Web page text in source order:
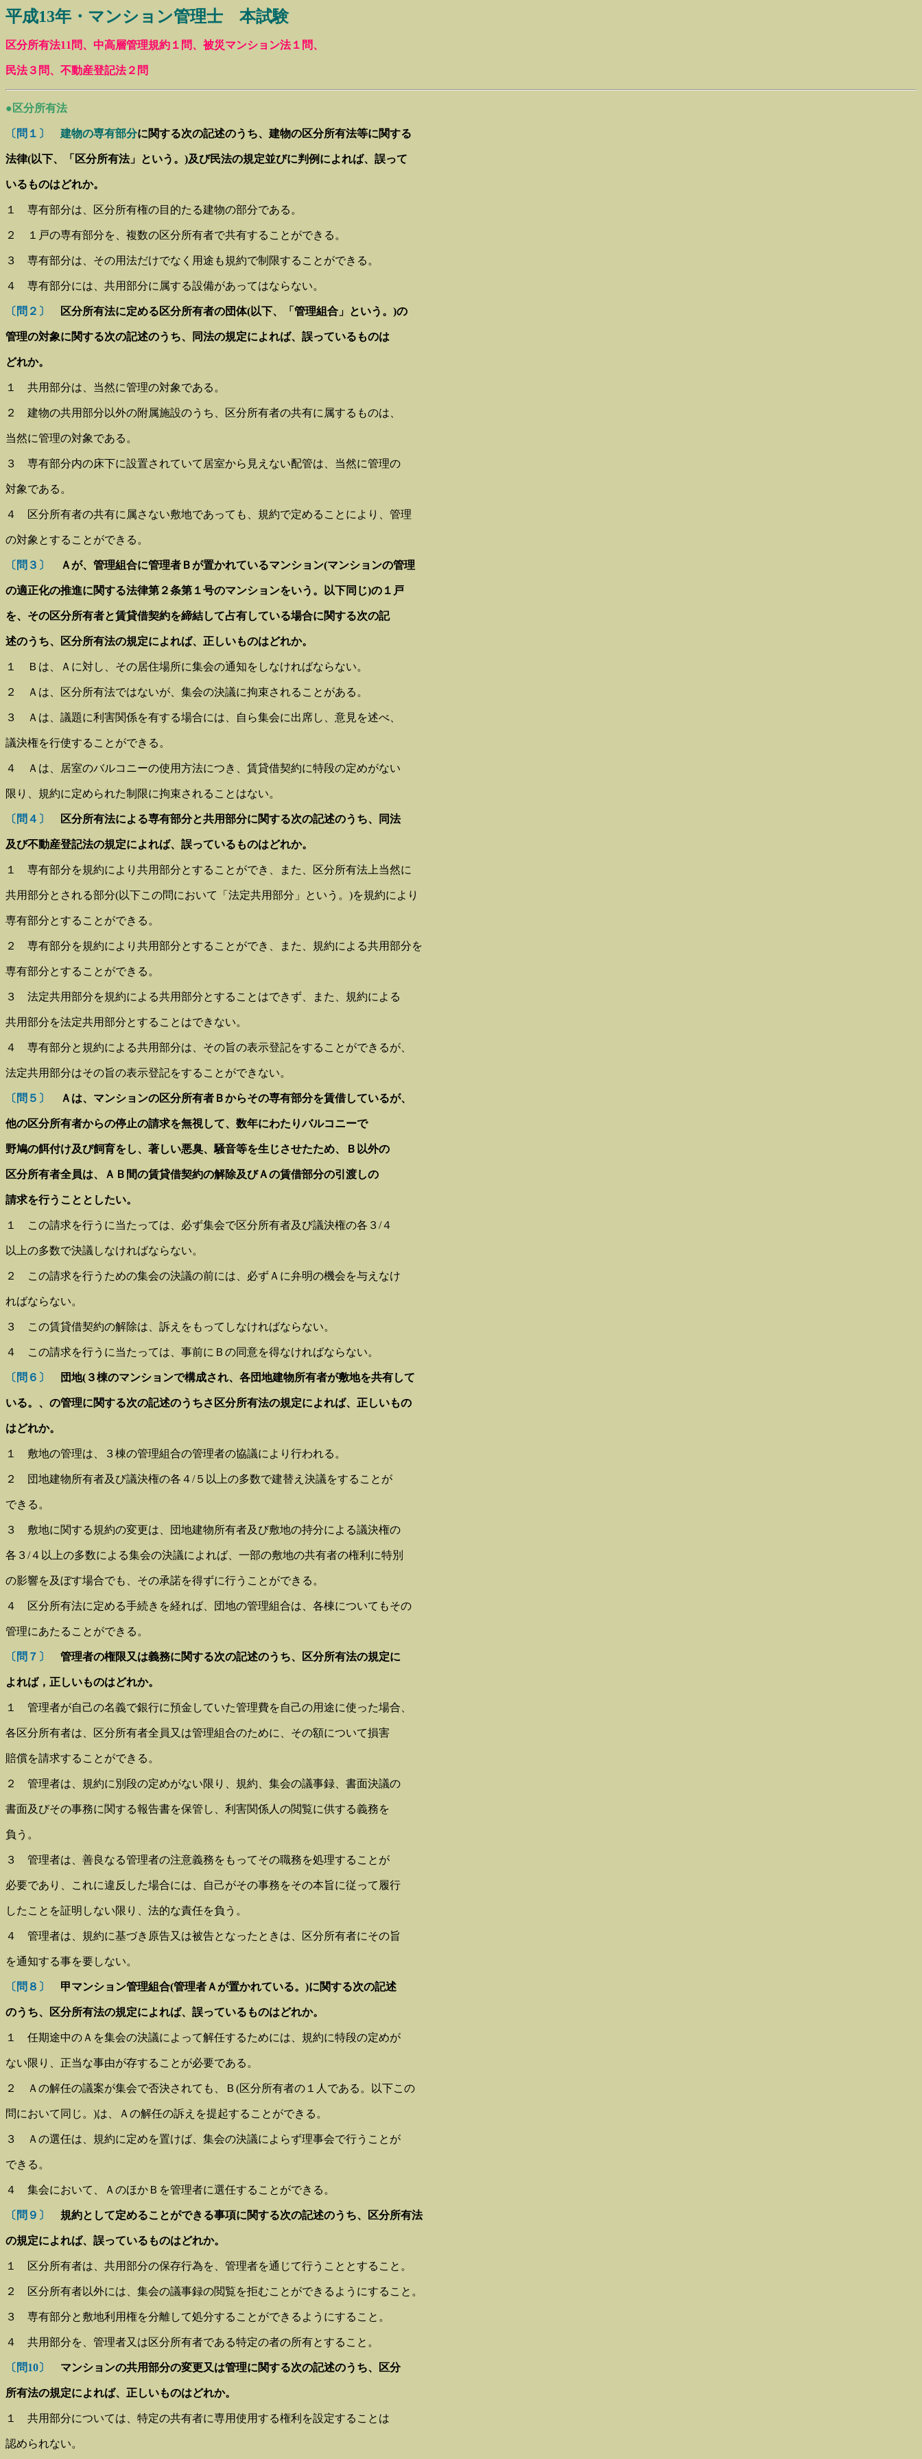
平成13年・マンション管理士 本試験
区分所有法11問、中高層管理規約１問、被災マンション法１問、
民法３問、不動産登記法２問
●区分所有法
〔問１〕 建物の専有部分に関する次の記述のうち、建物の区分所有法等に関する
法律(以下、「区分所有法」という。)及び民法の規定並びに判例によれば、誤って
いる ものはどれか。
１ 専有部分は、区分所有権の目的たる建物の部分である。
２ １戸の専有部分を、複数の区分所有者で共有することができる。
３ 専有部分は、その用法だけでなく用途も規約で制限することができる。
４ 専有部分には、共用部分に属する設備があってはならない。
〔問２〕 区分所有法に定める区分所有者の団体(以下、「管理組合」という。)の
管理の対象に関する次の記述のうち、同法の規定によれば、誤っているものは
どれか。
１ 共用部分は、当然に管理の対象である。
２ 建物の共用部分以外の附属施設のうち、区分所有者の共有に属するものは、
当然に管理の対象である。
３ 専有部分内の床下に設置されていて居室から見えない配管は、当然に管理の
対象である。
４ 区分所有者の共有に属さない敷地であっても、規約で定めることにより、管理
の対象とすることができる。
〔問３〕 Ａが、管理組合に管理者Ｂが置かれているマンション(マンションの管理
の適正化の推進に関する法律第２条第１号のマンションをいう。以下同じ)の１戸
を、その区分所有者と賃貸借契約を締結して占有している場合に関する次の記
述のうち、区分所有法の規定によれば、正しいものはどれか。
１ Ｂは、Ａに対し、その居住場所に集会の通知をしなければならない。
２ Ａは、区分所有法ではないが、集会の決議に拘束されることがある。
３ Ａは、議題に利害関係を有する場合には、自ら集会に出席し、意見を述べ、
議決権を行使することができる。
４ Ａは、居室のバルコニーの使用方法につき、賃貸借契約に特段の定めがない
限り、規約に定められた制限に拘束されることはない。
〔問４〕 区分所有法による専有部分と共用部分に関する次の記述のうち、同法
及び不動産登記法の規定によれば、誤っているものはどれか。
１ 専有部分を規約により共用部分とすることができ、また、区分所有法上当然に
共用部分とされる部分(以下この問において「法定共用部分」という。)を規約により
専有部分とすることができる。
２ 専有部分を規約により共用部分とすることができ、また、規約による共用部分を
専有部分とすることができる。
３ 法定共用部分を規約による共用部分とすることはできず、また、規約による
共用部分を法定共用部分とすることはできない。
４ 専有部分と規約による共用部分は、その旨の表示登記をすることができるが、
法定共用部分はその旨の表示登記をすることができない。
〔問５〕 Ａは、マンションの区分所有者Ｂからその専有部分を賃借しているが、
他の区分所有者からの停止の請求を無視して、数年にわたりバルコニーで
野鳩の餌付け及び飼育をし、著しい悪臭、騒音等を生じさせたため、Ｂ以外の
区分所有者全員は、ＡＢ間の賃貸借契約の解除及びＡの賃借部分の引渡しの
請求を行うことと したい。
１ この請求を行うに当たっては、必ず集会で区分所有者及び議決権の各３/４
以上の多数で決議しなければならない。
２ この請求を行うための集会の決議の前には、必ずＡに弁明の機会を与えなけ
ればならない。
３ この賃貸借契約の解除は、訴えをもってしなければならない。
４ この請求を行うに当たっては、事前にＢの同意を得なければならない。
〔問６〕 団地(３棟のマンションで構成され、各団地建物所有者が敷地を共有して
いる。、の管理に関する次の記述のうちさ区分所有法の規定によれば、正しいもの
はどれか。
１ 敷地の管理は、３棟の管理組合の管理者の協議により行われる。
２ 団地建物所有者及び議決権の各４/５以上の多数で建替え決議をすることが
できる。
３ 敷地に関する規約の変更は、団地建物所有者及び敷地の持分による議決権の
各３/４以上の多数による集会の決議によれば、一部の敷地の共有者の権利に特別
の影響を及ぼす場合でも、その承諾を得ずに行うことができる。
４ 区分所有法に定める手続きを経れば、団地の管理組合は、各棟についてもその
管理にあたることができる。
〔問７〕 管理者の権限又は義務に関する次の記述のうち、区分所有法の規定に
よれば，正しいものはどれか。
１ 管理者が自己の名義で銀行に預金していた管理費を自己の用途に使った場合、
各区分所有者は、区分所有者全員又は管理組合のために、その額について損害
賠償を請求することができる。
２ 管理者は、規約に別段の定めがない限り、規約、集会の議事録、書面決議の
書面及びその事務に関する報告書を保管し、利害関係人の閲覧に供する義務を
負う。
３ 管理者は、善良なる管理者の注意義務をもってその職務を処理することが
必要であり、これに違反した場合には、自己がその事務をその本旨に従って履行
したことを証明しない限り、法的な責任を負う。
４ 管理者は、規約に基づき原告又は被告となったときは、区分所有者にその旨
を通知する事を要しない。
〔問８〕 甲マンション管理組合(管理者Ａが置かれている。)に関する次の記述
のうち、区分所有法の規定によれば、誤っているものはどれか。
１ 任期途中のＡを集会の決議によって解任するためには、規約に特段の定めが
ない限り、正当な事由が存することが必要である。
２ Ａの解任の議案が集会で否決されても、Ｂ(区分所有者の１人である。以下この
問において同じ。)は、Ａの解任の訴えを提起することができる。
３ Ａの選任は、規約に定めを置けば、集会の決議によらず理事会で行うことが
できる。
４ 集会において、ＡのほかＢを管理者に選任することができる。
〔問９〕 規約として定めることができる事項に関する次の記述のうち、区分所有法
の規定によれば、誤っているものはどれか。
１ 区分所有者は、共用部分の保存行為を、管理者を通じて行うこととすること。
２ 区分所有者以外には、集会の議事録の閲覧を拒むことができるようにすること。
３ 専有部分と敷地利用権を分離して処分することができるようにすること。
４ 共用部分を、管理者又は区分所有者である特定の者の所有とすること。
〔問10〕 マンションの共用部分の変更又は管理に関する次の記述のうち、区分
所有法の規定によれば、正しいものはどれか。
１ 共用部分については、特定の共有者に専用使用する権利を設定することは
認められない。